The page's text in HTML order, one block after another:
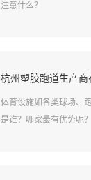
注意什么？
杭州塑胶跑道生产商
体育设施如各类球场、
是谁？哪家最有优势呢？